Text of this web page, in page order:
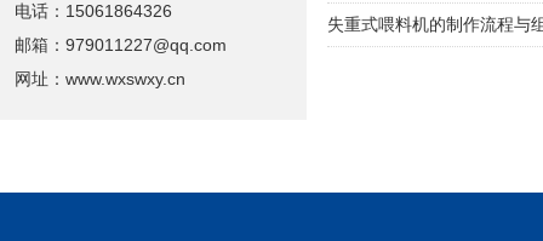
电话：15061864326
邮箱：979011227@qq.com
网址：www.wxswxy.cn
失重式喂料机的制作流程与